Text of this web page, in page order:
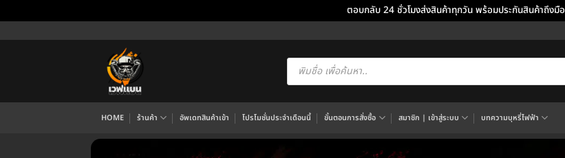
ตอบกลับ 24 ชั่วโมงส่งสินค้าทุกวัน พร้อมประกันสินค้าถึงมือ
ไป
Products
search
HOME ร้านค้า อัพเดทสินค้าเข้า โปรโมชั่นประจำเดือนนี้ ขั้นตอนการสั่งซื้อ สมาชิก | เข้าสู่ระบบ บทความบุหรี่ไฟฟ้า